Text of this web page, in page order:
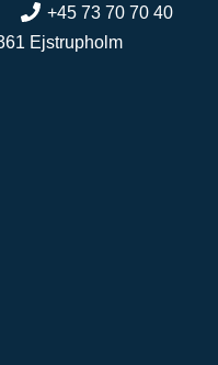
+45 73 70 70 40
Ejstrupholm